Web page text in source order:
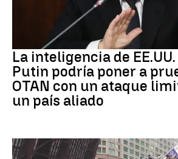
La inteligencia de
Putin podría poner a
OTAN con un ataque
un país aliado